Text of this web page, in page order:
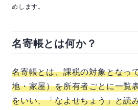
めします。
名寄帳とは何か？
名寄帳とは、課税の対象となっ
地・家屋）を所有者ごとに一覧
をいい、「なよせちょう」と読